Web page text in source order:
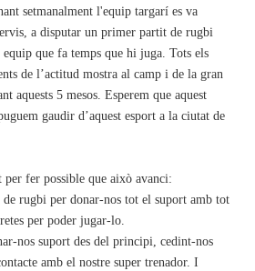
setmanalment l'equip targarí es va
a disputar un primer partit de rugbi
que fa temps que hi juga. Tots els
de l’actitud mostra al camp i de la gran
aquests 5 mesos. Esperem que aquest
gaudir d’aquest esport a la ciutat de
per fer possible que això avanci:
de rugbi per donar-nos tot el suport amb tot
per poder jugar-lo.
nos suport des del principi, cedint-nos
amb el nostre super trenador. I